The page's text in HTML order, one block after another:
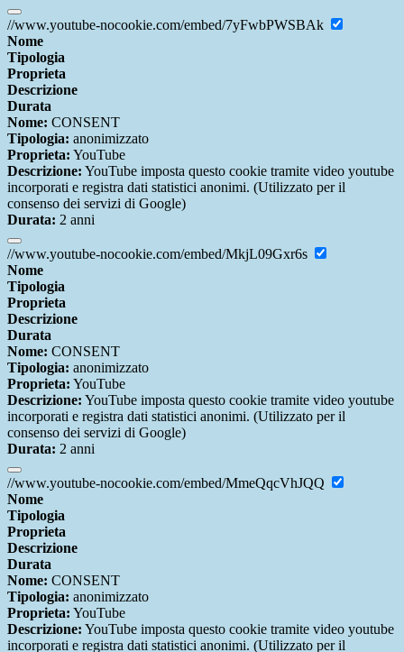
//www.youtube-nocookie.com/embed/7yFwbPWSBAk
Nome
Tipologia
Proprieta
Descrizione
Durata
Nome: CONSENT
Tipologia: anonimizzato
Proprieta: YouTube
Descrizione: YouTube imposta questo cookie tramite video youtube
incorporati e registra dati statistici anonimi. (Utilizzato per il
consenso dei servizi di Google)
Durata: 2 anni
//www.youtube-nocookie.com/embed/MkjL09Gxr6s
Nome
Tipologia
Proprieta
Descrizione
Durata
Nome: CONSENT
Tipologia: anonimizzato
Proprieta: YouTube
Descrizione: YouTube imposta questo cookie tramite video youtube
incorporati e registra dati statistici anonimi. (Utilizzato per il
consenso dei servizi di Google)
Durata: 2 anni
//www.youtube-nocookie.com/embed/MmeQqcVhJQQ
Nome
Tipologia
Proprieta
Descrizione
Durata
Nome: CONSENT
Tipologia: anonimizzato
Proprieta: YouTube
Descrizione: YouTube imposta questo cookie tramite video youtube
incorporati e registra dati statistici anonimi. (Utilizzato per il